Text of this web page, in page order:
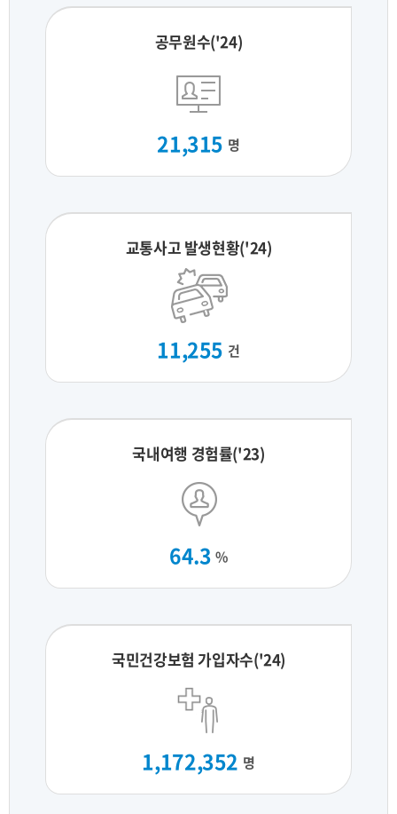
공무원수('24)
21,315 명
교통사고 발생현황('24)
11,255 건
국내여행 경험률('23)
64.3 %
국민건강보험 가입자수('24)
1,172,352 명